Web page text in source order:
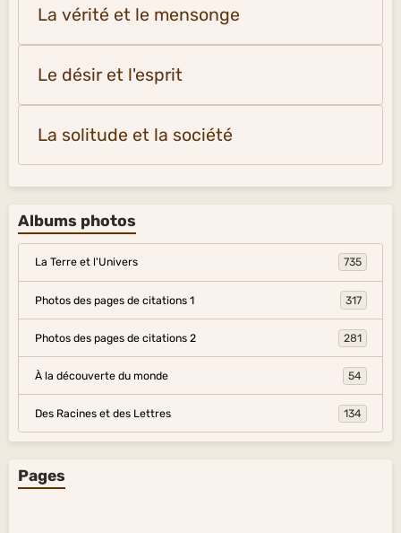
La vérité et le mensonge
Le désir et l'esprit
La solitude et la société
Albums photos
La Terre et l'Univers 735
Photos des pages de citations 1 317
Photos des pages de citations 2 281
À la découverte du monde 54
Des Racines et des Lettres 134
Pages